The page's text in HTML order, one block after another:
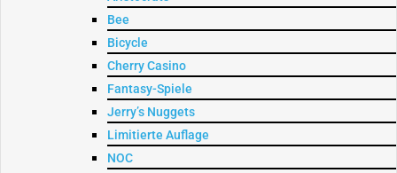
Bee
Bicycle
Cherry Casino
Fantasy-Spiele
Jerry’s Nuggets
Limitierte Auflage
NOC